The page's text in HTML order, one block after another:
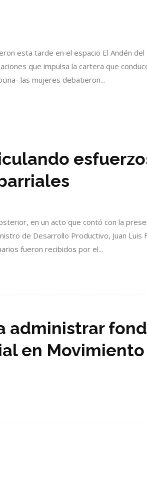
esta tarde en el espacio El Andén
que impulsa la cartera que
las mujeres debatieron...
en un acto que contó con la
de Desarrollo Productivo, Juan Luis
fueron recibidos por el...
administrar
en Movimiento